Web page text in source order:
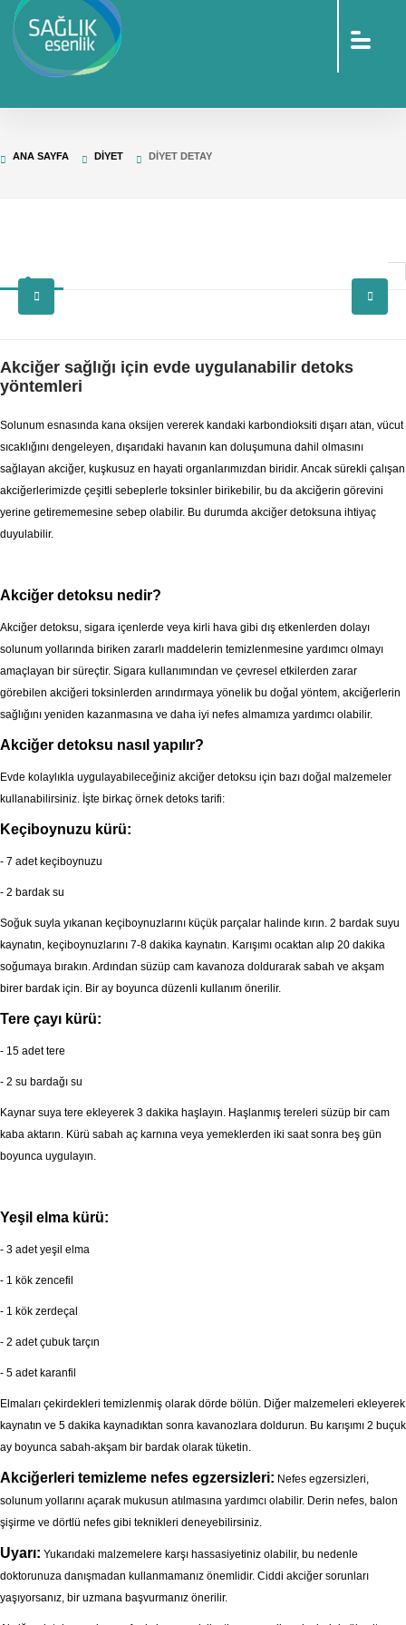
ANA SAYFA DIYET DIYET DETAY
Akciğer sağlığı için evde uygulanabilir detoks
yöntemleri
Solunum esnasında kana oksijen vererek kandaki karbondioksiti dışarı atan, vücut
sıcaklığını dengeleyen, dışarıdaki havanın kan doluşumuna dahil olmasını
sağlayan akciğer, kuşkusuz en hayati organlarımızdan biridir. Ancak sürekli çalışan
akciğerlerimizde çeşitli sebeplerle toksinler birikebilir, bu da akciğerin görevini
yerine getirememesine sebep olabilir. Bu durumda akciğer detoksuna ihtiyaç
duyulabilir.
Akciğer detoksu nedir?
Akciğer detoksu, sigara içenlerde veya kirli hava gibi dış etkenlerden dolayı
solunum yollarında biriken zararlı maddelerin temizlenmesine yardımcı olmayı
amaçlayan bir süreçtir. Sigara kullanımından ve çevresel etkilerden zarar
görebilen akciğeri toksinlerden arındırmaya yönelik bu doğal yöntem, akciğerlerin
sağlığını yeniden kazanmasına ve daha iyi nefes almamıza yardımcı olabilir.
Akciğer detoksu nasıl yapılır?
Evde kolaylıkla uygulayabileceğiniz akciğer detoksu için bazı doğal malzemeler
kullanabilirsiniz. İşte birkaç örnek detoks tarifi:
Keçiboynuzu kürü:
- 7 adet keçiboynuzu
- 2 bardak su
Soğuk suyla yıkanan keçiboynuzlarını küçük parçalar halinde kırın. 2 bardak suyu
kaynatın, keçiboynuzlarını 7-8 dakika kaynatın. Karışımı ocaktan alıp 20 dakika
soğumaya bırakın. Ardından süzüp cam kavanoza doldurarak sabah ve akşam
birer bardak için. Bir ay boyunca düzenli kullanım önerilir.
Tere çayı kürü:
- 15 adet tere
- 2 su bardağı su
Kaynar suya tere ekleyerek 3 dakika haşlayın. Haşlanmış tereleri süzüp bir cam
kaba aktarın. Kürü sabah aç karnına veya yemeklerden iki saat sonra beş gün
boyunca uygulayın.
Yeşil elma kürü:
- 3 adet yeşil elma
- 1 kök zencefil
- 1 kök zerdeçal
- 2 adet çubuk tarçın
- 5 adet karanfil
Elmaları çekirdekleri temizlenmiş olarak dörde bölün. Diğer malzemeleri ekleyerek
kaynatın ve 5 dakika kaynadıktan sonra kavanozlara doldurun. Bu karışımı 2 buçuk
ay boyunca sabah-akşam bir bardak olarak tüketin.
Akciğerleri temizleme nefes egzersizleri: Nefes egzersizleri,
solunum yollarını açarak mukusun atılmasına yardımcı olabilir. Derin nefes, balon
şişirme ve dörtlü nefes gibi teknikleri deneyebilirsiniz.
Uyarı: Yukarıdaki malzemelere karşı hassasiyetiniz olabilir, bu nedenle
doktorunuza danışmadan kullanmamanız önemlidir. Ciddi akciğer sorunları
yaşıyorsanız, bir uzmana başvurmanız önerilir.
sohbet
elektronik